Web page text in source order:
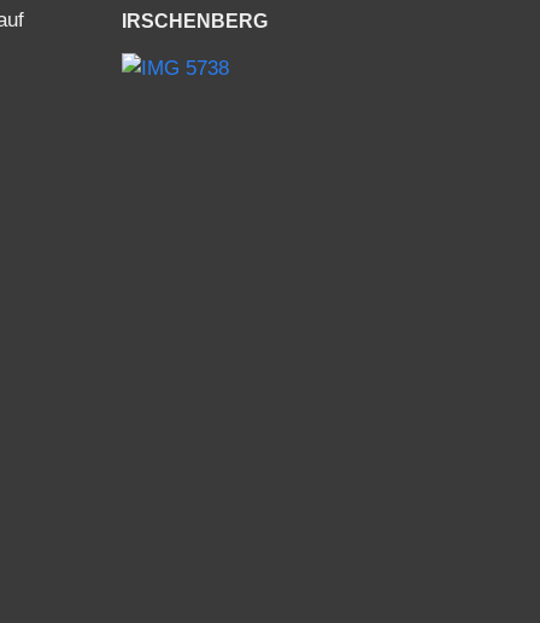
IRSCHENBERG